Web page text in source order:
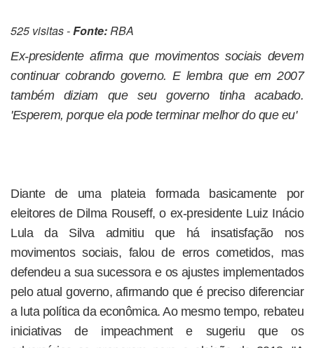
525 visitas -Fonte:RBA
Ex-presidente afirma que movimentos sociais devem
continuar cobrando governo. E lembra que em 2007
também diziam que seu governo tinha acabado.
'Esperem, porque ela pode terminar melhor do que eu'
Diante de uma plateia formada basicamente por
eleitores de Dilma Rouseff, o ex-presidente Luiz Inácio
Lula da Silva admitiu que há insatisfação nos
movimentos sociais, falou de erros cometidos, mas
defendeu a sua sucessora e os ajustes implementados
pelo atual governo, afirmando que é preciso diferenciar
a luta política da econômica. Ao mesmo tempo, rebateu
iniciativas de impeachment e sugeriu que os